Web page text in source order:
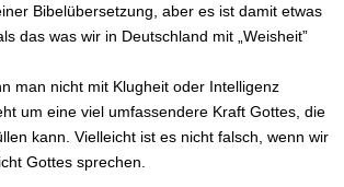
Bibelübersetzung, aber es ist damit etwas
das was wir in Deutschland mit „Weisheit”
man nicht mit Klugheit oder Intelligenz
um eine viel umfassendere Kraft Gottes, die
kann. Vielleicht ist es nicht falsch, wenn wir
Gottes sprechen.